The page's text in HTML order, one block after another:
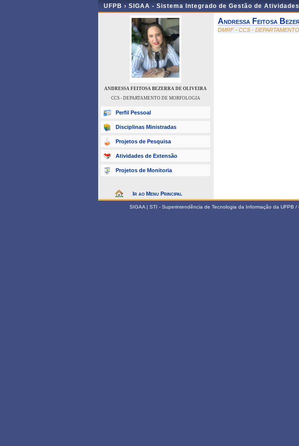
UFPB › SIGAA - Sistema Integrado de Gestão de
ANDRESSA FEITOSA BEZERRA DE OLIVEIRA
CCS - DEPARTAMENTO DE MORFOLOGIA
Perfil Pessoal
Disciplinas Ministradas
Projetos de Pesquisa
Atividades de Extensão
Projetos de Monitoria
Ir ao Menu Principal
Andressa Feitosa
DMRF - CCS -
SIGAA | STI - Superintendência de Tecnologia da Informação da